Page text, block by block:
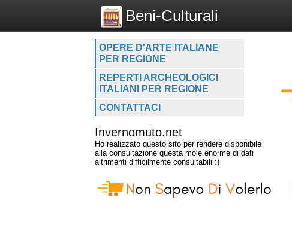
Beni-Culturali
OPERE D'ARTE ITALIANE
PER REGIONE
REPERTI ARCHEOLOGICI
ITALIANI PER REGIONE
CONTATTACI
Invernomuto.net
Ho realizzato questo sito per rendere disponibile
alla consultazione questa mole enorme di dati
altrimenti difficilmente consultabili :)